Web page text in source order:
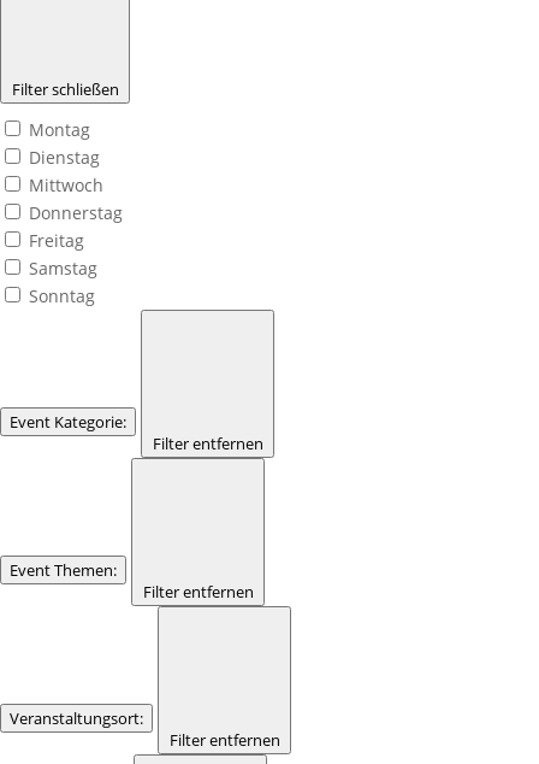
Filter schließen
Montag
Dienstag
Mittwoch
Donnerstag
Freitag
Samstag
Sonntag
Event Kategorie:
Filter entfernen
Event Themen:
Filter entfernen
Veranstaltungsort:
Filter entfernen